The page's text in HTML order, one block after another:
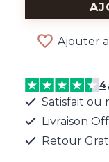
Collier
MarteléAjouter
Satisfait ou
Livraison
Retour